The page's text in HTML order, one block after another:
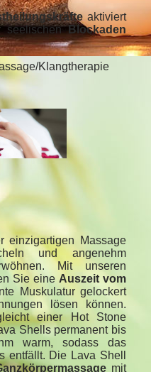
aktiviert
seelischenBlockaden
Klangtherapie
einzigartigen Massage
und angenehm
Mit unseren
Sie eine Auszeit vom
Muskulatur gelockert
lösen können.
einer Hot Stone
Shells permanent bis
warm, sodass das
entfällt. Die Lava Shell
mit